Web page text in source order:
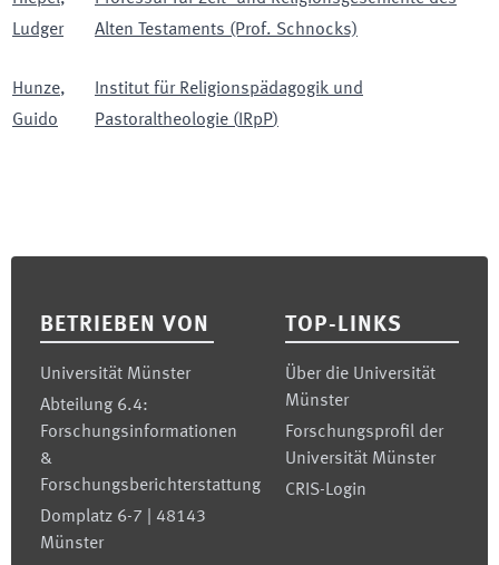
Ludger
Alten Testaments (Prof. Schnocks)
Hunze,
Guido
Institut für Religionspädagogik und
Pastoraltheologie ( IRpP)
BETRIEBEN VON
Universität Münster
Abteilung 6.4:
Forschungsinformationen
&
Forschungsberichterstattung
Domplatz 6-7 | 48143
Münster
TOP-LINKS
Über die Universität
Münster
Forschungsprofil der
Universität Münster
CRIS-Login